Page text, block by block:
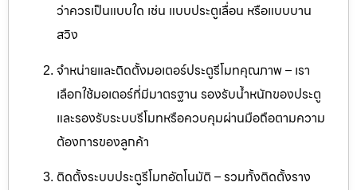
ว่าควรเป็นแบบใด เช่น แบบประตูเลื่อน หรือแบบบาน
สวิง
จำหน่ายและติดตั้งมอเตอร์ประตูรีโมทคุณภาพ – เรา
เลือกใช้มอเตอร์ที่มีมาตรฐาน รองรับน้ำหนักของประตู
และรองรับระบบรีโมทหรือควบคุมผ่านมือถือตามความ
ต้องการของลูกค้า
ติดตั้งระบบประตูรีโมทอัตโนมัติ – รวมทั้งติดตั้งราง